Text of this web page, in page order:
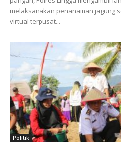
melaksanakan penanaman jagung
virtual terpusat...
Politik